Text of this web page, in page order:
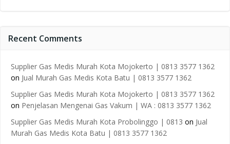
Recent Comments
Supplier Gas Medis Murah Kota Mojokerto | 0813 3577 1362
on Jual Murah Gas Medis Kota Batu | 0813 3577 1362
Supplier Gas Medis Murah Kota Mojokerto | 0813 3577 1362
on Penjelasan Mengenai Gas Vakum | WA : 0813 3577 1362
Supplier Gas Medis Murah Kota Probolinggo | 0813 on Jual
Murah Gas Medis Kota Batu | 0813 3577 1362